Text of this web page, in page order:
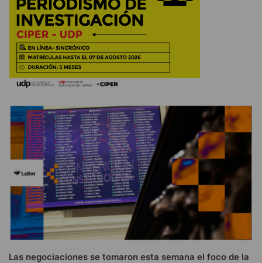
Las negociaciones se tomaron esta semana el foco de la